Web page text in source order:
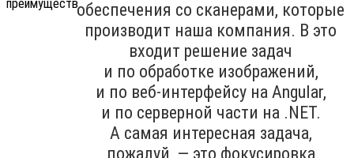
обеспечения со сканерами, которые
производит наша компания. В это
входит решение задач
и по обработке изображений,
и по веб-интерфейсу на Angular,
и по серверной части на .NET.
А самая интересная задача,
пожалуй, — это фокусировка